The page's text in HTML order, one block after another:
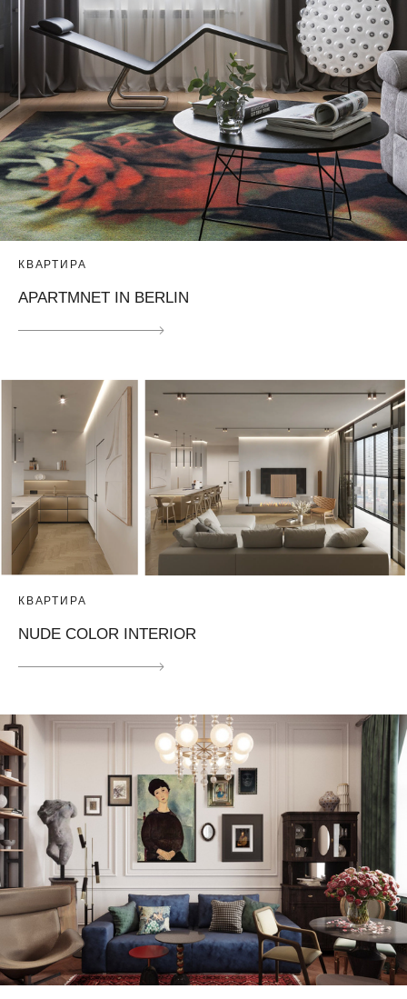
КВАРТИРА
APARTMNET IN BERLIN
КВАРТИРА
NUDE COLOR INTERIOR